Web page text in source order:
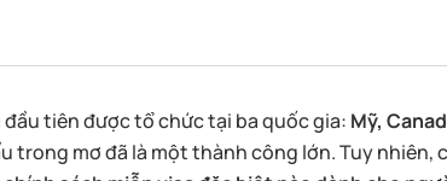
đầu tiên được tổ chức tại ba quốc gia: Mỹ,
trong mơ đã là một thành công lớn. Tuy nhiên,